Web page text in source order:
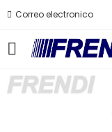
Correo electronico